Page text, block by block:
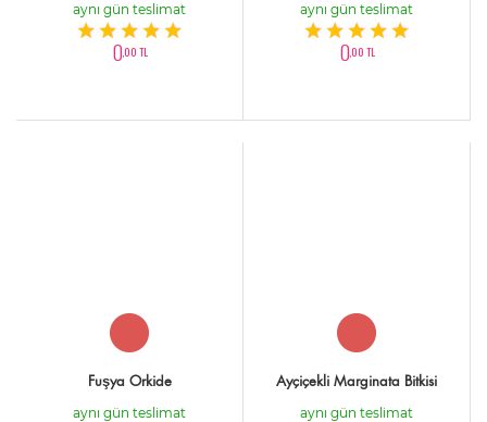
aynı gün teslimat
0,00 TL
aynı gün teslimat
0,00 TL
Fuşya Orkide
aynı gün teslimat
Ayçiçekli Marginata Bitkisi
aynı gün teslimat